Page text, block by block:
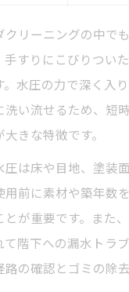
クリーニングの中で
すりにこびりつい
水圧の力で深く入
洗い流せるため、短
きな特徴です。
圧は床や目地、塗装
用前に素材や築年数
が重要です。また
て階下への漏水トラ
の確認とゴミの除